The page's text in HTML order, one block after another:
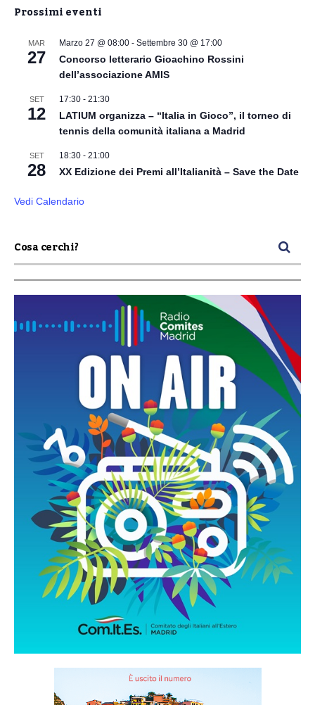
Prossimi eventi
MAR
27
Marzo 27 @ 08:00 - Settembre 30 @ 17:00
Concorso letterario Gioachino Rossini
dell’associazione AMIS
SET
12
17:30 - 21:30
LATIUM organizza – “Italia in Gioco”, il torneo di
tennis della comunità italiana a Madrid
SET
28
18:30 - 21:00
XX Edizione dei Premi all’Italianità – Save the Date
Vedi Calendario